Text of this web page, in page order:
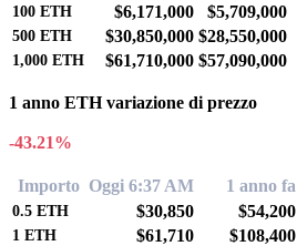
100 ETH $6,171,000 $5,709,000
500 ETH $30,850,000 $28,550,000
1,000 ETH $61,710,000 $57,090,000
1 anno ETH variazione di prezzo
-43.21%
Importo Oggi 6:37 AM 1 anno fa
0.5 ETH $30,850 $54,200
1 ETH $61,710 $108,400